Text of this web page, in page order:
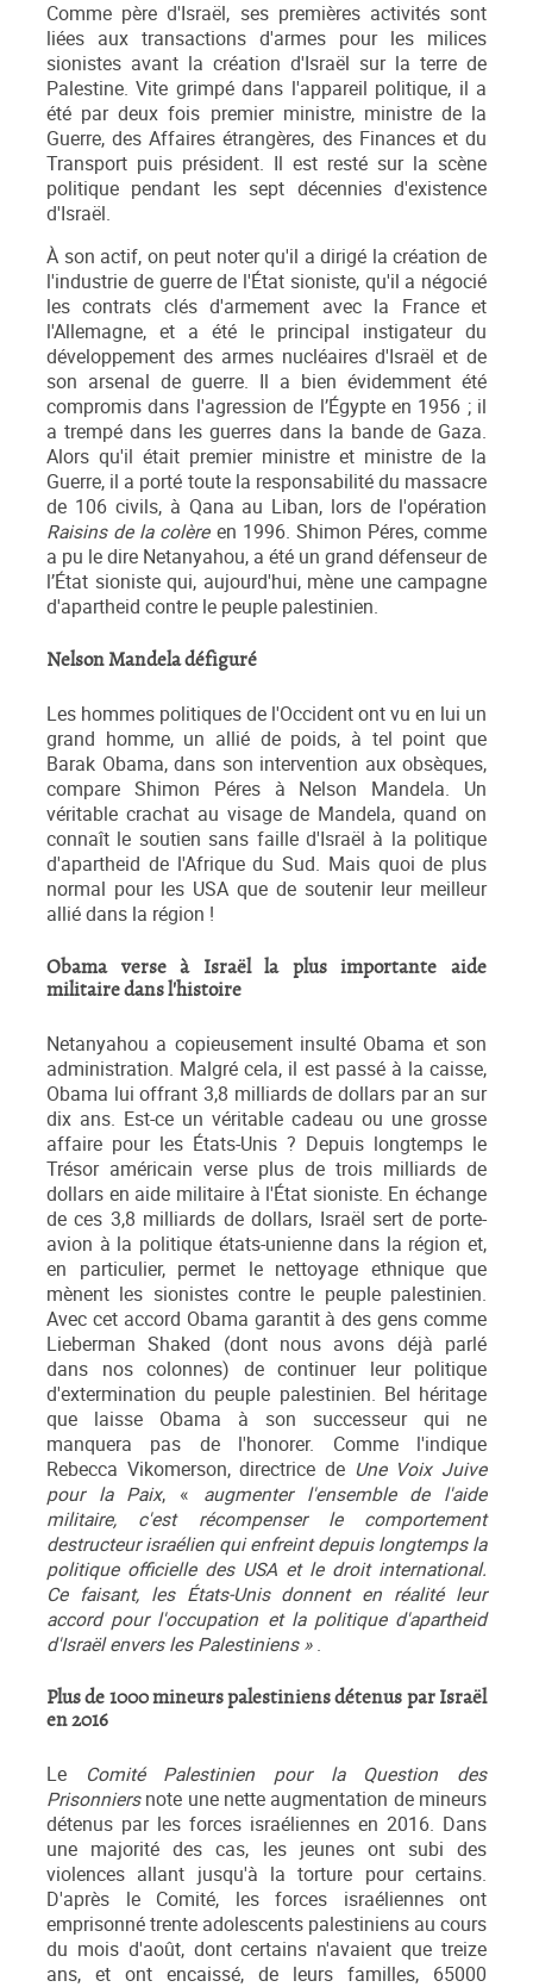
Comme père d'Israël, ses premières activités sont
liées aux transactions d'armes pour les milices
sionistes avant la création d'Israël sur la terre de
Palestine. Vite grimpé dans l'appareil politique, il a
été par deux fois premier ministre, ministre de la
Guerre, des Affaires étrangères, des Finances et du
Transport puis président. Il est resté sur la scène
politique pendant les sept décennies d'existence
d'Israël.
À son actif, on peut noter qu'il a dirigé la création de
l'industrie de guerre de l'État sioniste, qu'il a négocié
les contrats clés d'armement avec la France et
l'Allemagne, et a été le principal instigateur du
développement des armes nucléaires d'Israël et de
son arsenal de guerre. Il a bien évidemment été
compromis dans l'agression de l’Égypte en 1956 ; il
a trempé dans les guerres dans la bande de Gaza.
Alors qu'il était premier ministre et ministre de la
Guerre, il a porté toute la responsabilité du massacre
de 106 civils, à Qana au Liban, lors de l'opération
Raisins de la colèreen 1996. Shimon Péres, comme
a pu le dire Netanyahou, a été un grand défenseur de
l’État sioniste qui, aujourd'hui, mène une campagne
d'apartheid contre le peuple palestinien.
Nelson Mandela défiguré
Les hommes politiques de l'Occident ont vu en lui un
grand homme, un allié de poids, à tel point que
Barak Obama, dans son intervention aux obsèques,
compare Shimon Péres à Nelson Mandela. Un
véritable crachat au visage de Mandela, quand on
connaît le soutien sans faille d'Israël à la politique
d'apartheid de l'Afrique du Sud. Mais quoi de plus
normal pour les USA que de soutenir leur meilleur
allié dans la région !
Obama verse à Israël la plus importante aide
militaire dans l'histoire
Netanyahou a copieusement insulté Obama et son
administration. Malgré cela, il est passé à la caisse,
Obama lui offrant 3,8 milliards de dollars par an sur
dix ans. Est-ce un véritable cadeau ou une grosse
affaire pour les États-Unis ? Depuis longtemps le
Trésor américain verse plus de trois milliards de
dollars en aide militaire à l'État sioniste. En échange
de ces 3,8 milliards de dollars, Israël sert de porte-
avion à la politique états-unienne dans la région et,
en particulier, permet le nettoyage ethnique que
mènent les sionistes contre le peuple palestinien.
Avec cet accord Obama garantit à des gens comme
Lieberman Shaked (dont nous avons déjà parlé
dans nos colonnes) de continuer leur politique
d'extermination du peuple palestinien. Bel héritage
que laisse Obama à son successeur qui ne
manquera pas de l'honorer. Comme l'indique
Rebecca Vikomerson, directrice de Une Voix Juive
pour la Paix, « augmenter l'ensemble de l'aide
militaire, c'est récompenser le comportement
destructeur israélien qui enfreint depuis longtemps la
politique officielle des USA et le droit international.
Ce faisant, les États-Unis donnent en réalité leur
accord pour l'occupation et la politique d'apartheid
d'Israël envers les Palestiniens ».
Plus de 1000 mineurs palestiniens détenus par Israël
en 2016
Le
Comité Palestinien pour la Question des
Prisonniersnote une nette augmentation de mineurs
détenus par les forces israéliennes en 2016. Dans
une majorité des cas, les jeunes ont subi des
violences allant jusqu'à la torture pour certains.
D'après le Comité, les forces israéliennes ont
emprisonné trente adolescents palestiniens au cours
du mois d'août, dont certains n'avaient que treize
ans, et ont encaissé, de leurs familles, 65000